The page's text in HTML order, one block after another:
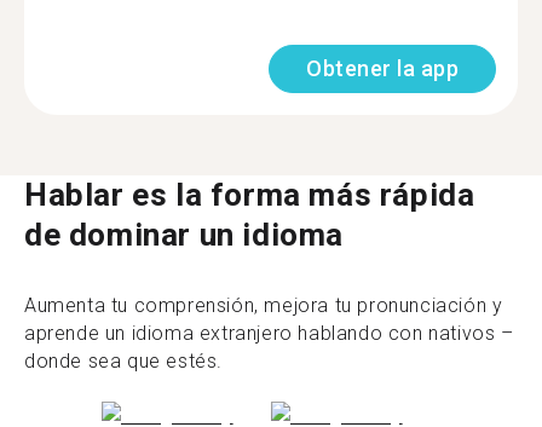
Obtener la app
Hablar es la forma más rápida
de dominar un idioma
Aumenta tu comprensión, mejora tu pronunciación y
aprende un idioma extranjero hablando con nativos –
donde sea que estés.